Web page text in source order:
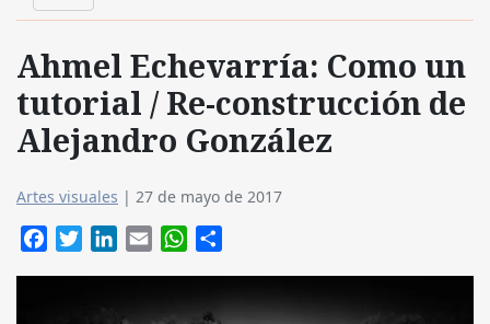
Ahmel Echevarría: Como un
tutorial / Re-construcción de
Alejandro González
Artes visuales | 27 de mayo de 2017
FacebookTwitterLinkedIn
Email WhatsApp